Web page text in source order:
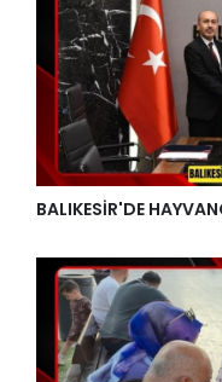
BALIKESİR'DE